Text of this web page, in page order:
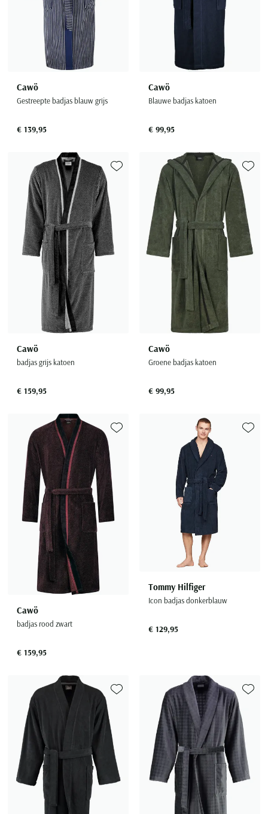
Cawö
Gestreepte badjas blauw grijs
€ 139,95
Cawö
Blauwe badjas katoen
€ 99,95
Cawö
badjas grijs katoen
€ 159,95
Toevoegen aan favorieten
Cawö
Groene badjas katoen
€ 99,95
Cawö
badjas rood zwart
€ 159,95
Toevoegen aan favorieten
Tommy Hilfiger
Icon badjas donkerblauw
€ 129,95
Toevoegen aan favorieten